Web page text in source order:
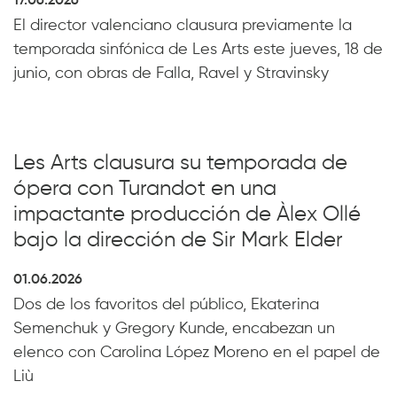
El director valenciano clausura previamente la
temporada sinfónica de Les Arts este jueves, 18 de
junio, con obras de Falla, Ravel y Stravinsky
Les Arts clausura su temporada de
ópera con Turandot en una
impactante producción de Àlex Ollé
bajo la dirección de Sir Mark Elder
01.06.2026
Dos de los favoritos del público, Ekaterina
Semenchuk y Gregory Kunde, encabezan un
elenco con Carolina López Moreno en el papel de
Liù